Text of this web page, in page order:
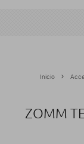
Inicio
ZOMM